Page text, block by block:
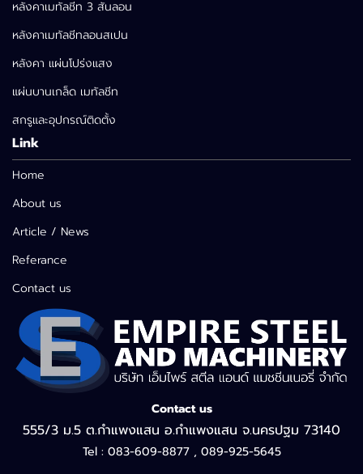
หลังคาเมทัลชีท 3 สันลอน
หลังคาเมทัลชีทลอนสเปน
หลังคา แผ่นโปร่งแสง
แผ่นบานเกล็ด เมทัลชีท
สกรูและอุปกรณ์ติดตั้ง
Link
Home
About us
Article / News
Referance
Contact us
Contact us
555/3 ม.5 ต.กำแพงแสน อ.กำแพงแสน จ.นครปฐม 73140
Tel : 083-609-8877 , 089-925-5645